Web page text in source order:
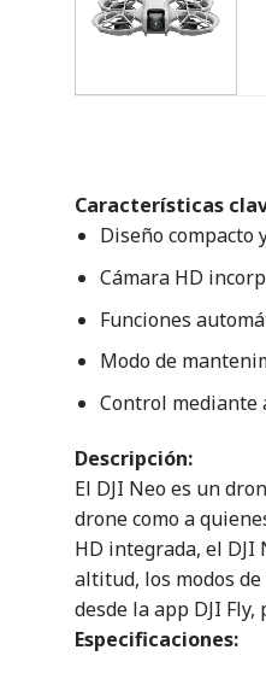
Características
Diseño compacto
Cámara HD
Funciones
Modo de
Control mediante
Descripción:
El DJI Neo es un
drone como a
HD integrada, el
altitud, los modos
desde la app DJI
Especificaciones: